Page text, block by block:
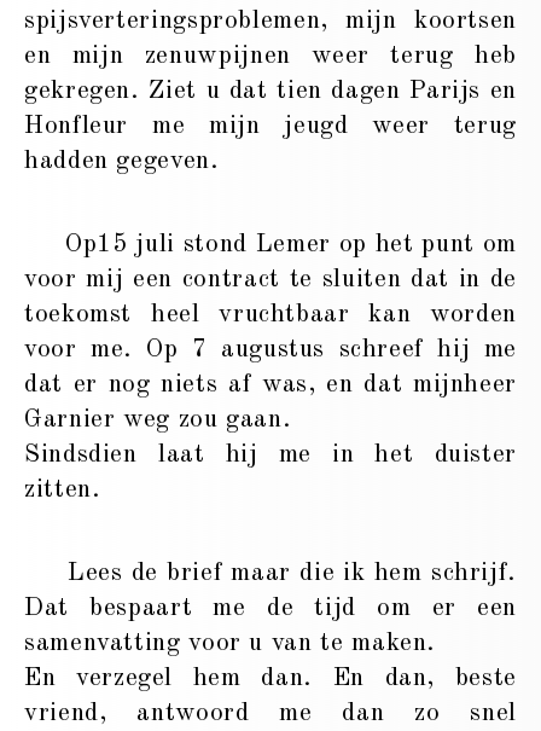
spijsverteringsproblemen, mijn koortsen
en mijn zenuwpijnen weer terug heb
gekregen. Ziet u dat tien dagen Parijs en
Honfleur me mijn jeugd weer terug
hadden gegeven.
Op15 juli stond Lemer op het punt om
voor mij een contract te sluiten dat in de
toekomst heel vruchtbaar kan worden
voor me. Op 7 augustus schreef hij me
dat er nog niets af was, en dat mijnheer
Garnier weg zou gaan.
Sindsdien laat hij me in het duister
zitten.
Lees de brief maar die ik hem schrijf.
Dat bespaart me de tijd om er een
samenvatting voor u van te maken.
En verzegel hem dan. En dan, beste
vriend, antwoord me dan zo snel